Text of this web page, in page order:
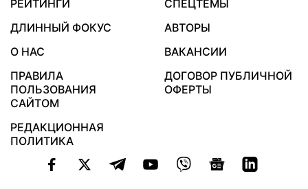
РЕЙТИНГИ
СПЕЦТЕМЫ
ДЛИННЫЙ ФОКУС
АВТОРЫ
О НАС
ВАКАНСИИ
ПРАВИЛА
ПОЛЬЗОВАНИЯ
САЙТОМ
ДОГОВОР ПУБЛИЧНОЙ
ОФЕРТЫ
РЕДАКЦИОННАЯ
ПОЛИТИКА